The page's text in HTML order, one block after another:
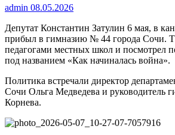
admin 08.05.2026
Депутат Константин Затулин 6 мая, в
прибыл в гимназию № 44 города Сочи.
педагогами местных школ и посмотрел
под названием «Как начиналась война».
Политика встречали директор
Сочи Ольга Медведева и руководитель
Корнева.